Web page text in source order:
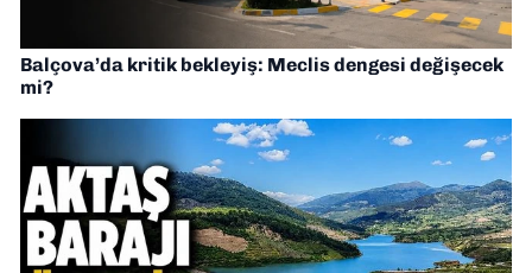
Balçova’da kritik bekleyiş: Meclis dengesi değişecek
mi?